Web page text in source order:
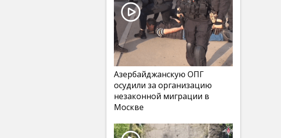
Азербайджанскую ОПГ
осудили за организацию
незаконной миграции в
Москве